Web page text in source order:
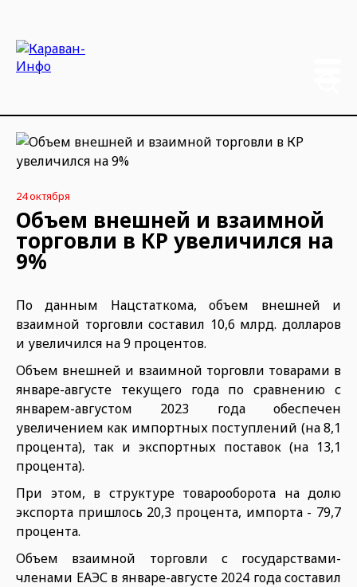
24 октября
Объем внешней и взаимной
торговли в КР увеличился на
9%
По данным Нацстаткома, объем внешней и
взаимной торговли составил 10,6 млрд. долларов
и увеличился на 9 процентов.
Объем внешней и взаимной торговли товарами в
январе-августе текущего года по сравнению с
январем-августом 2023 года обеспечен
увеличением как импортных поступлений (на 8,1
процента), так и экспортных поставок (на 13,1
процента).
При этом, в структуре товарооборота на долю
экспорта пришлось 20,3 процента, импорта - 79,7
процента.
Объем взаимной торговли с государствами-
членами ЕАЭС в январе-августе 2024 года составил